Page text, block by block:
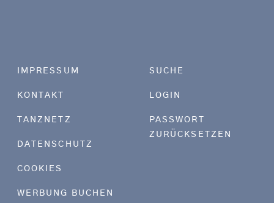
Footer menu
IMPRESSUM
KONTAKT
TANZNETZ
DATENSCHUTZ
COOKIES
WERBUNG BUCHEN
SUCHE
LOGIN
PASSWORT
ZURÜCKSETZEN